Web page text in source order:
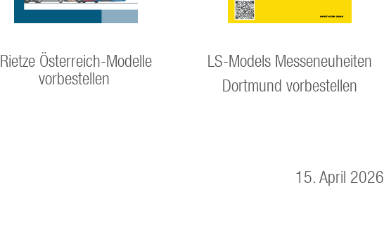
Rietze Österreich-Modelle
vorbestellen
LS-Models Messeneuheiten
Dortmund vorbestellen
15. April 2026